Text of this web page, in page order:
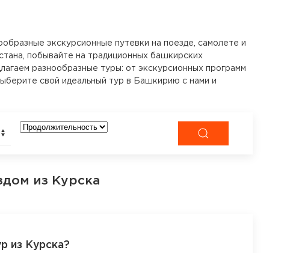
экскурсионные путевки на поезде, самолете и
побывайте на традиционных башкирских
разнообразные туры: от экскурсионных программ
свой идеальный тур в Башкирию с нами и
из Курска
из Курска?